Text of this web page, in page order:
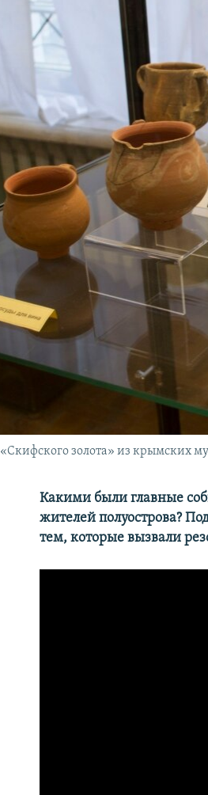
золота» из крымских
Какими были главные
жителей полуострова?
тем, которые вызвали